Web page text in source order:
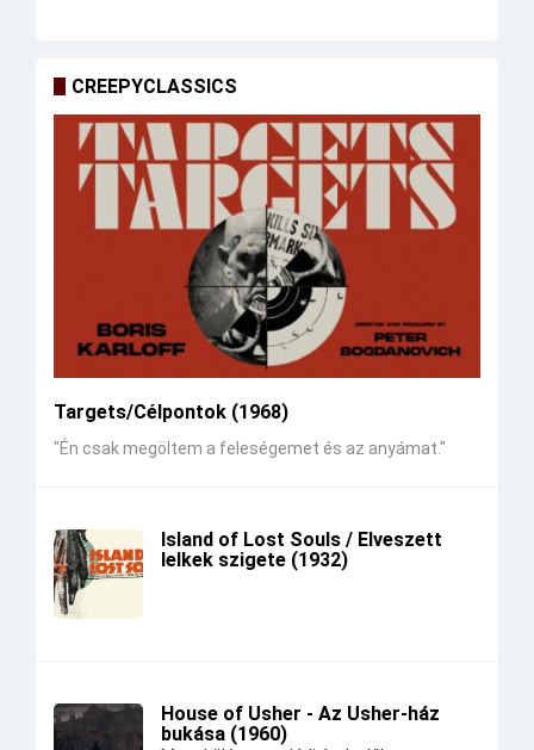
CREEPYCLASSICS
Targets/Célpontok (1968)
"Én csak megöltem a feleségemet és az anyámat."
Island of Lost Souls / Elveszett
lelkek szigete (1932)
House of Usher - Az Usher-ház
bukása (1960)